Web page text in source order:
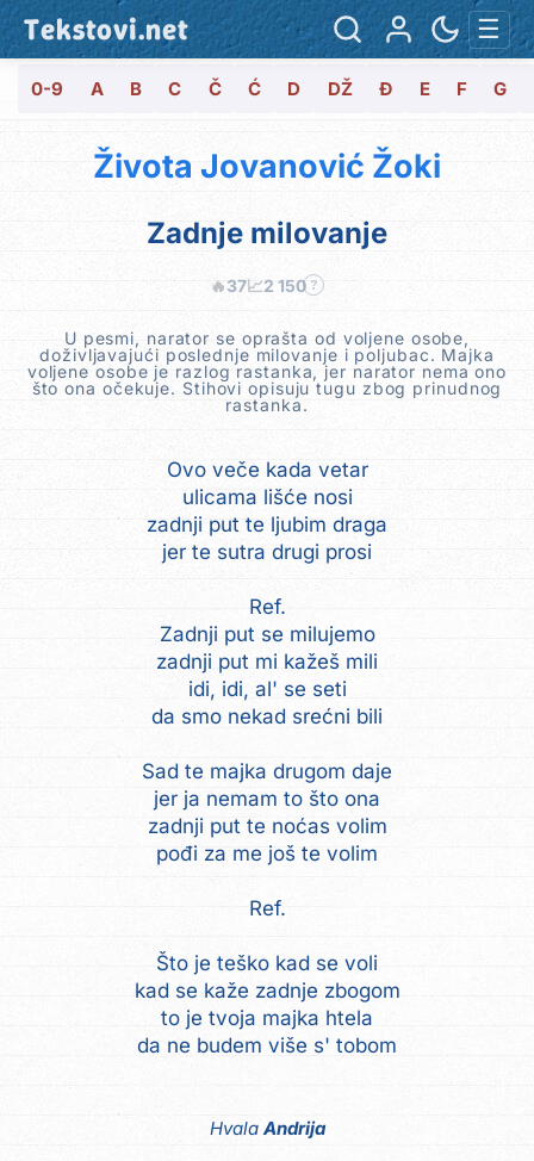
Tekstovi.net ☰
0-9 A B C Č Ć D DŽ Đ E F G
Života Jovanović Žoki
Zadnje milovanje
🔥37📈2 150 ?
U pesmi, narator se oprašta od voljene osobe,
doživljavajući poslednje milovanje i poljubac. Majka
voljene osobe je razlog rastanka, jer narator nema ono
što ona očekuje. Stihovi opisuju tugu zbog prinudnog
rastanka.
Ovo veče kada vetar
ulicama lišće nosi
zadnji put te ljubim draga
jer te sutra drugi prosi
Ref.
Zadnji put se milujemo
zadnji put mi kažeš mili
idi, idi, al' se seti
da smo nekad srećni bili
Sad te majka drugom daje
jer ja nemam to što ona
zadnji put te noćas volim
pođi za me još te volim
Ref.
Što je teško kad se voli
kad se kaže zadnje zbogom
to je tvoja majka htela
da ne budem više s' tobom
HvalaAndrija